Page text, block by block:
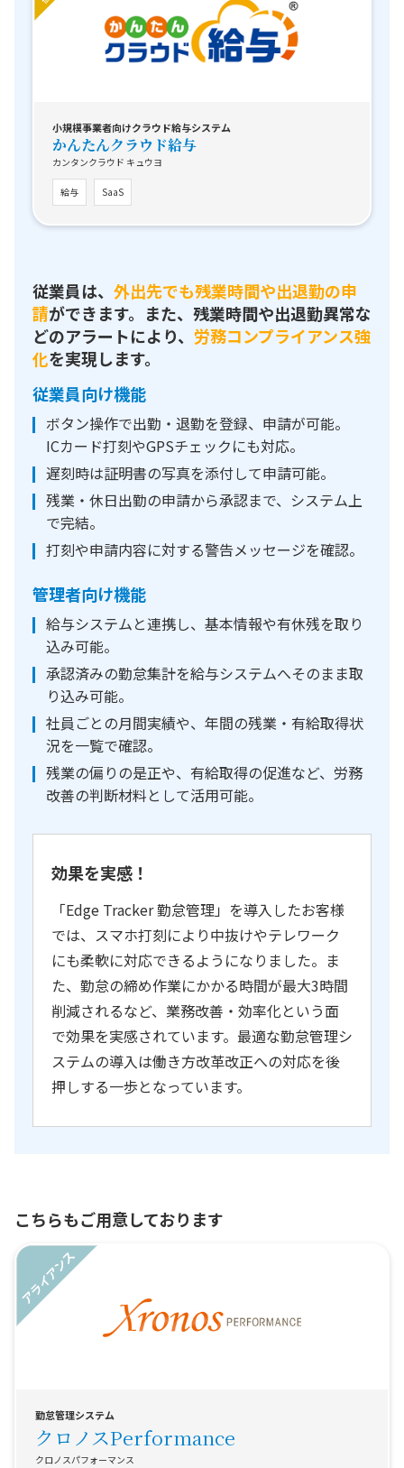
小規模事業者向けクラウド給与システム
かんたんクラウド給与
カンタンクラウド キュウヨ
給与 SaaS
従業員は、 外出先でも残業時間や出退勤の申
請ができます。また、残業時間や出退勤異常な
どのアラートにより、 労務コンプライアンス強
化を実現します。
従業員向け機能
ボタン操作で出勤・退勤を登録、申請が可能。
ICカード打刻やGPSチェックにも対応。
遅刻時は証明書の写真を添付して申請可能。
残業・休日出勤の申請から承認まで、システム上
で完結。
打刻や申請内容に対する警告メッセージを確認。
管理者向け機能
給与システムと連携し、基本情報や有休残を取り
込み可能。
承認済みの勤怠集計を給与システムへそのまま取
り込み可能。
社員ごとの月間実績や、年間の残業・有給取得状
況を一覧で確認。
残業の偏りの是正や、有給取得の促進など、労務
改善の判断材料として活用可能。
効果を実感！
「Edge Tracker 勤怠管理」を導入したお客様
では、スマホ打刻により中抜けやテレワーク
にも柔軟に対応できるようになりました。ま
た、勤怠の締め作業にかかる時間が最大3時間
削減されるなど、業務改善・効率化という面
で効果を実感されています。最適な勤怠管理シ
ステムの導入は働き方改革改正への対応を後
押しする一歩となっています。
こちらもご用意しております
勤怠管理システム
クロノスPerformance
クロノスパフォーマンス